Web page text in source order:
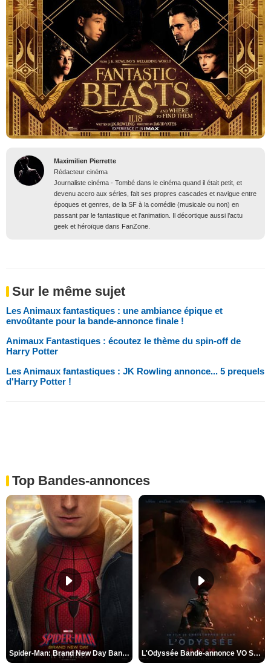
Maximilien Pierrette
Rédacteur cinéma
Journaliste cinéma - Tombé dans le cinéma quand il était petit, et
devenu accro aux séries, fait ses propres cascades et navigue entre
époques et genres, de la SF à la comédie (musicale ou non) en
passant par le fantastique et l’animation. Il décortique aussi l’actu
geek et héroïque dans FanZone.
Sur le même sujet
Les Animaux fantastiques : une ambiance épique et
envoûtante pour la bande-annonce finale !
Animaux Fantastiques : écoutez le thème du spin-off de
Harry Potter
Les Animaux fantastiques : JK Rowling annonce... 5 prequels
d'Harry Potter !
Top Bandes-annonces
Spider-Man: Brand New Day Bande-annonce VO STFR L'Odyssée Bande-annonce VO STFR